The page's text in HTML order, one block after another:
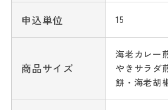
申込単位 15
商品サイズ
海老カレー
やきサラダ
餅・海老胡